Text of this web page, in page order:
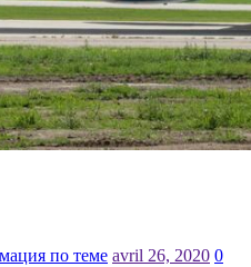
по теме avril 26, 2020 0